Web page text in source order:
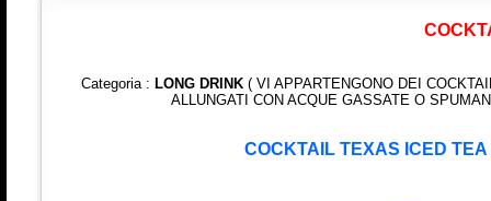
Categoria : LONG DRINK( VI APPARTENGONO DEI
ALLUNGATI CON ACQUE GASSATE O
COCKTAIL TEXAS ICED